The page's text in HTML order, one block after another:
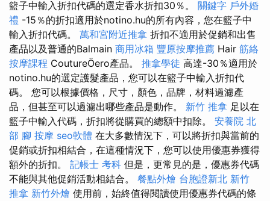
籃子中輸入折扣代碼的選定香水折扣30％。 關鍵字 戶外婚
禮 -15％的折扣適用於notino.hu的所有內容，您在籃子中
輸入折扣代碼。 萬和宮附近推拿 折扣不適用於促銷和出售
產品以及普通的Balmain 商用冰箱 豐原按摩推薦 Hair 筋絡
按摩課程 CoutureÖero產品。 推拿學徒 高達-30％適用於
notino.hu的選定護髮產品，您可以在籃子中輸入折扣代
碼。 您可以根據價格，尺寸，顏色，品牌，材料過濾產
品，但甚至可以過濾出哪些產品是動作。 新竹 推拿 足以在
籃子中輸入代碼，折扣將從購買的總額中扣除。 安養院 北
部 腳 按摩 seo軟體 在大多數情況下，可以將折扣與當前的
促銷或折扣相結合，在這種情況下，您可以使用優惠券獲得
額外的折扣。 記帳士 考科 但是，更常見的是，優惠券代碼
不能與其他促銷活動相結合。 餐點外燴 台胞證新北 新竹
推拿 新竹外燴 使用前，始終值得閱讀使用優惠券代碼的條